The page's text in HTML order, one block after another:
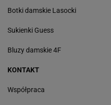
Botki damskie Lasocki
Sukienki Guess
Bluzy damskie 4F
KONTAKT
Współpraca